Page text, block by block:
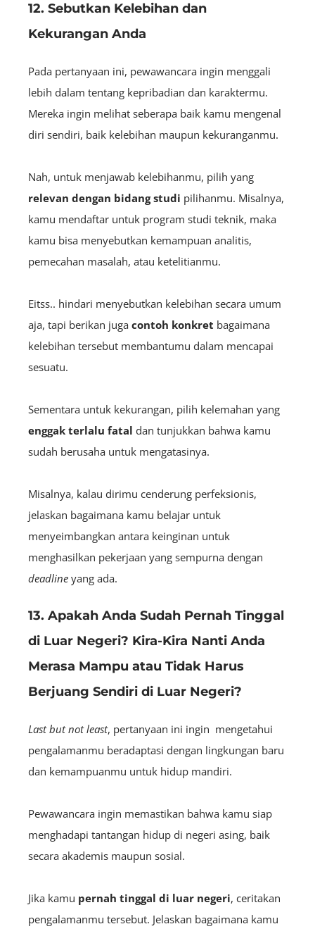
12. Sebutkan Kelebihan dan
Kekurangan Anda
Pada pertanyaan ini, pewawancara ingin menggali
lebih dalam tentang kepribadian dan karaktermu.
Mereka ingin melihat seberapa baik kamu mengenal
diri sendiri, baik kelebihan maupun kekuranganmu.
Nah, untuk menjawab kelebihanmu, pilih yang
relevan dengan bidang studi pilihanmu. Misalnya,
kamu mendaftar untuk program studi teknik, maka
kamu bisa menyebutkan kemampuan analitis,
pemecahan masalah, atau ketelitianmu.
Eitss.. hindari menyebutkan kelebihan secara umum
aja, tapi berikan juga contoh konkret bagaimana
kelebihan tersebut membantumu dalam mencapai
sesuatu.
Sementara untuk kekurangan, pilih kelemahan yang
enggak terlalu fatal dan tunjukkan bahwa kamu
sudah berusaha untuk mengatasinya.
Misalnya, kalau dirimu cenderung perfeksionis,
jelaskan bagaimana kamu belajar untuk
menyeimbangkan antara keinginan untuk
menghasilkan pekerjaan yang sempurna dengan
deadline yang ada.
13. Apakah Anda Sudah Pernah Tinggal
di Luar Negeri? Kira-Kira Nanti Anda
Merasa Mampu atau Tidak Harus
Berjuang Sendiri di Luar Negeri?
Last but not least, pertanyaan ini ingin mengetahui
pengalamanmu beradaptasi dengan lingkungan baru
dan kemampuanmu untuk hidup mandiri.
Pewawancara ingin memastikan bahwa kamu siap
menghadapi tantangan hidup di negeri asing, baik
secara akademis maupun sosial.
Jika kamu pernah tinggal di luar negeri, ceritakan
pengalamanmu tersebut. Jelaskan bagaimana kamu